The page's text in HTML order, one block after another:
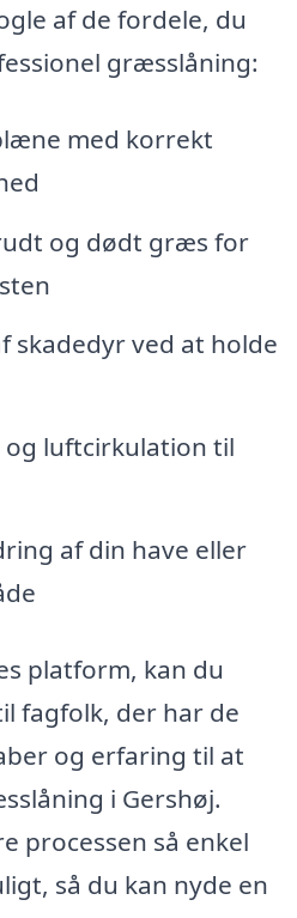
af de fordele, du
græsslåning:
med korrekt
og dødt græs for
skadedyr ved at holde
luftcirkulation til
af din have eller
platform, kan du
fagfolk, der har de
og erfaring til at
i Gershøj.
processen så enkel
så du kan nyde en